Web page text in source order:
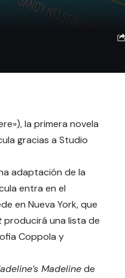
la primera novela
gracias a Studio
adaptación de la
entra en el
en Nueva York, que
producirá una lista de
Coppola y
Madelinede